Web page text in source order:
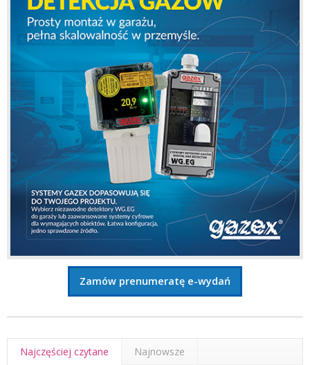
Zamów prenumeratę e-wydań
Najczęściej czytane Najnowsze